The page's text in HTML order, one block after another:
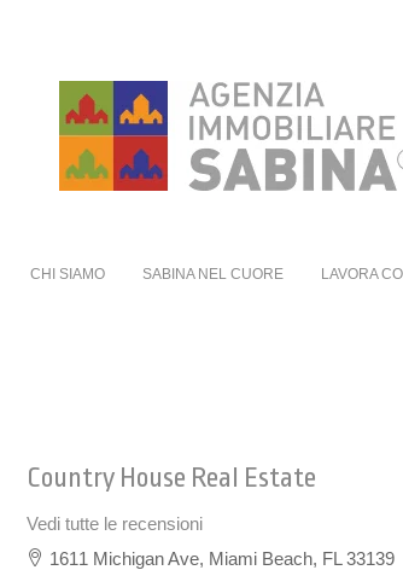
CHI SIAMO SABINA NEL CUORE LAVORA
Country House Real Estate
Vedi tutte le recensioni
1611 Michigan Ave, Miami Beach, FL 33139